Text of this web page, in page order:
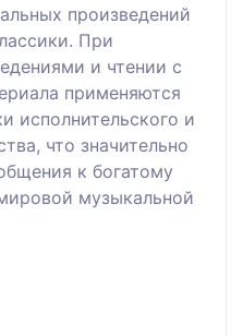
произведений
При
и чтении с
применяются
исполнительского и
что значительно
к богатому
музыкальной